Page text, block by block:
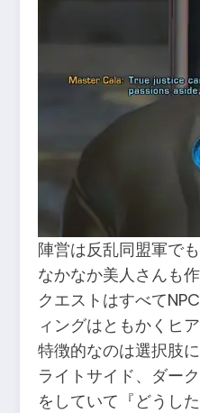
陣営は反乱同盟軍で
なかなか美人さんも
クエストはすべて
ィングはともかくヒ
特徴的なのは選択肢
ライトサイド、ダー
をしていて『どうし